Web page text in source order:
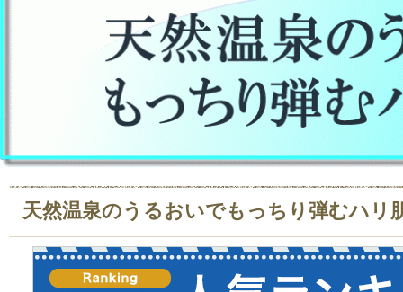
天然温泉のうるおいでもっちり弾むハリ